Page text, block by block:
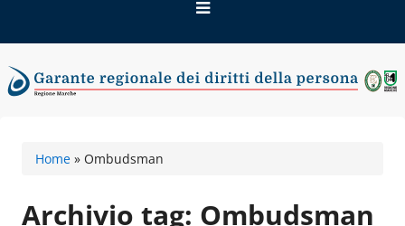
contenuto
Home » Ombudsman
Archivio tag: Ombudsman